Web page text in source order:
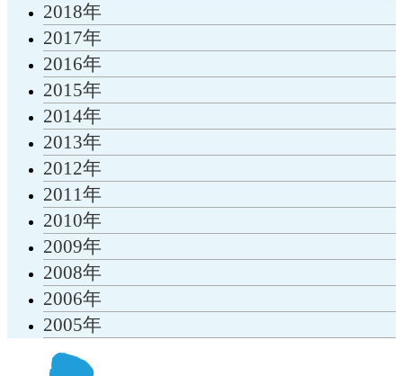
2018年
2017年
2016年
2015年
2014年
2013年
2012年
2011年
2010年
2009年
2008年
2006年
2005年